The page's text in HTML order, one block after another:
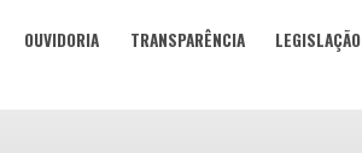
OUVIDORIA TRANSPARÊNCIA LEGISLAÇÃO